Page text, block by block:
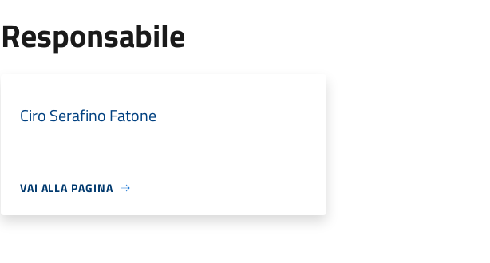
Responsabile
Ciro Serafino Fatone
VAI ALLA PAGINA